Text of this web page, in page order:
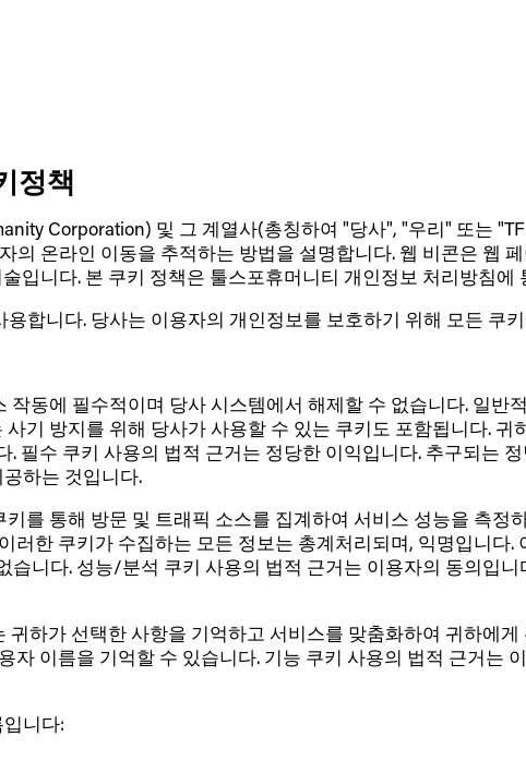
정책
Corporation) 및 그 계열사(총칭하여 "당사", "우리" 또는
의 온라인 이동을 추적하는 방법을 설명합니다. 웹 비콘은 웹
입니다. 본 쿠키 정책은 툴스포휴머니티 개인정보 처리방침에
합니다. 당사는 이용자의 개인정보를 보호하기 위해 모든 쿠
작동에 필수적이며 당사 시스템에서 해제할 수 없습니다. 일반
기 방지를 위해 당사가 사용할 수 있는 쿠키도 포함됩니다.
필수 쿠키 사용의 법적 근거는 정당한 이익입니다. 추구되는
하는 것입니다.
키를 통해 방문 및 트래픽 소스를 집계하여 서비스 성능을 측정
러한 쿠키가 수집하는 모든 정보는 총계처리되며, 익명입니다
니다. 성능/분석 쿠키 사용의 법적 근거는 이용자의 동의입
귀하가 선택한 사항을 기억하고 서비스를 맞춤화하여 귀하에
이름을 기억할 수 있습니다. 기능 쿠키 사용의 법적 근거는
니다: